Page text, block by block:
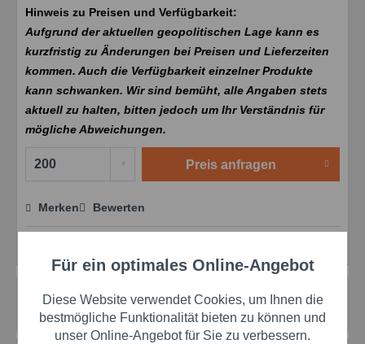
Hinweis zu Preisen und Verfügbarkeit:
Aufgrund der aktuellen geopolitischen Lage kann es
kurzfristig zu Änderungen bei Preisen und Lieferzeiten
kommen. Auch die Verfügbarkeit einzelner Produkte
kann schwanken. Wir sind bemüht, alle Angaben stets
aktuell zu halten, bitten jedoch um Ihr Verständnis für
mögliche Abweichungen.
Preis anfragen
Preis anfragen
Merken Bewerten
Beschreibung
mehr
Funktionale Aktiv
Marketing Aktiv
Für ein optimales Online-Angebot
Diese Website verwendet Cookies, um Ihnen die
bestmögliche Funktionalität bieten zu können und
unser Online-Angebot für Sie zu verbessern.